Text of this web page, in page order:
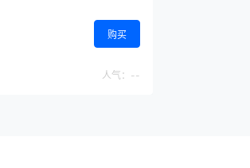
购买
人气： --